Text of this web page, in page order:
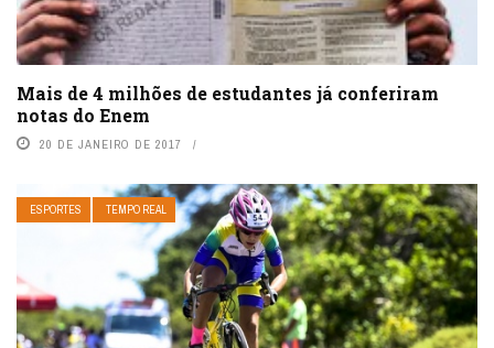
Mais de 4 milhões de estudantes já conferiram
notas do Enem
20 DE JANEIRO DE 2017
ESPORTES TEMPO REAL